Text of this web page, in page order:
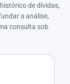
de dívidas,
a análise,
consulta sob